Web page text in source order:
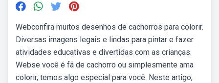
Webconfira muitos desenhos de cachorros para colorir.
Diversas imagens legais e lindas para pintar e fazer
atividades educativas e divertidas com as crianças.
Webse você é fã de cachorro ou simplesmente ama
colorir, temos algo especial para você. Neste artigo,